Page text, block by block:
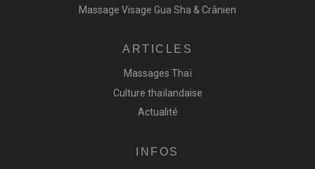
Massage Visage Gua Sha & Crânien
ARTICLES
Massages Thaï
Culture thaïlandaise
Actualité
INFOS